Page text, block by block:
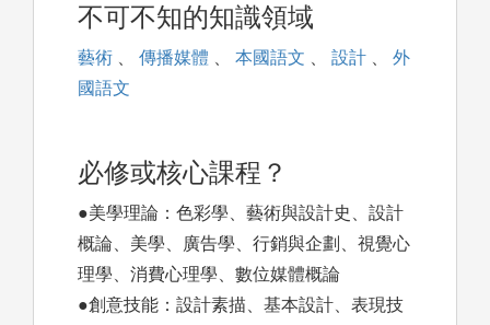
不可不知的知識領域
藝術 、 傳播媒體 、 本國語文 、 設計 、
外
國語文
必修或核心課程？
●美學理論：色彩學、藝術與設計史、設計
概論、美學、廣告學、行銷與企劃、視覺心
理學、消費心理學、數位媒體概論
●創意技能：設計素描、基本設計、表現技